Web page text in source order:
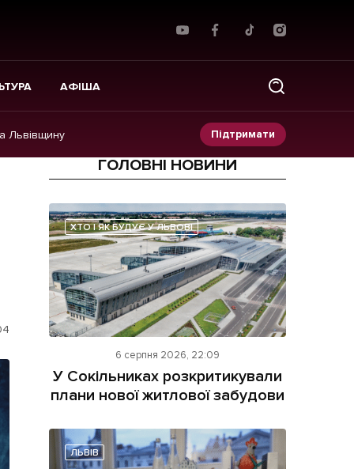
АФІША
Львівщину Підтримати
Прес-релізи
Фото/Відео
Made in Lviv
ГОЛОВНІ НОВИНИ
ХТО І ЯК БУДУЄ У ЛЬВОВІ
6 серпня 2026, 22:09
У Сокільниках розкритикували
плани нової житлової забудови
ЛЬВІВ